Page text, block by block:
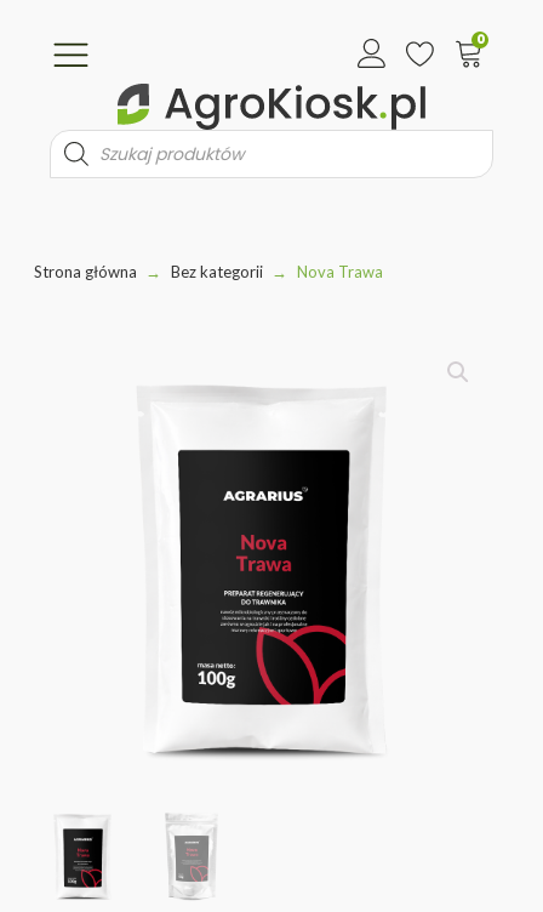
0
Wyszukiwarka
produktów
Strona główna → Bez kategorii → Nova Trawa